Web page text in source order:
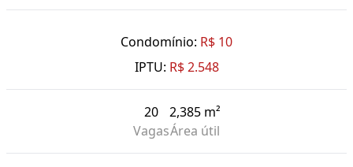
Condomínio: R$ 10
IPTU: R$ 2.548
20
Vagas
2,385 m²
Área útil